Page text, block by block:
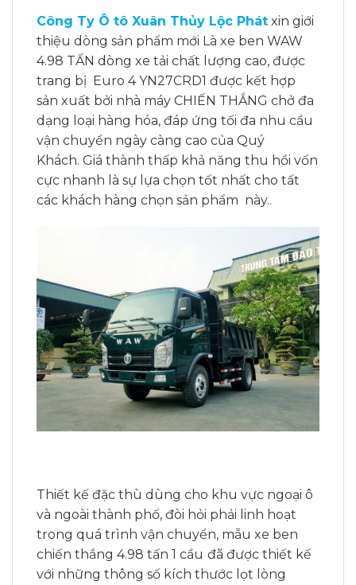
Công Ty Ô tô Xuân Thủy Lộc Phát xin giới
thiệu dòng sản phẩm mới Là xe ben WAW
4.98 TẤN dòng xe tải chất lượng cao, được
trang bị Euro 4 YN27CRD1 được kết hợp
sản xuất bởi nhà máy CHIẾN THẮNG chở đa
dạng loại hàng hóa, đáp ứng tối đa nhu cầu
vận chuyển ngày càng cao của Quý
Khách. Giá thành thấp khả năng thu hồi vốn
cực nhanh là sự lựa chọn tốt nhất cho tất
các khách hàng chọn sản phẩm này..
Thiết kế đặc thù dùng cho khu vực ngoại ô
và ngoài thành phố, đòi hỏi phải linh hoạt
trong quá trình vận chuyển, mẫu xe ben
chiến thắng 4.98 tấn 1 cầu đã được thiết kế
với những thông số kích thước lọt lòng